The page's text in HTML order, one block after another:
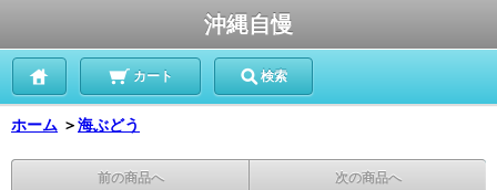
沖縄自慢
カート 検索
ホーム ＞海ぶどう
前の商品へ 次の商品へ